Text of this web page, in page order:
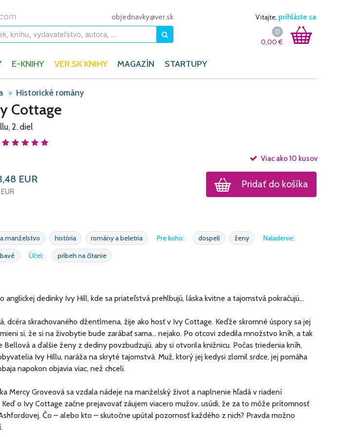
objednavky@ver.sk Vitajte, prihláste sa
0
0,00€
E-KNIHY VER.SK KNIHY MAGAZÍN STARTUPY
Historické romány
Cottage
2. diel
Viac ako 10 kusov
EUR
EUR
Pridať do košíka
manželstvo história romány a beletria Pre koho: dospelí ženy
Naladenie:
Účel: príbeh na čítanie
anglickej dedinky Ivy Hill, kde sa priateľstvá prehlbujú, láska kvitne a tajomstvá pokračujú...
dcéra skrachovaného džentlmena, žije ako hosť v Ivy Cottage. Keďže skromné úspory sa jej
si, že si na živobytie bude zarábať sama... nejako. Po otcovi zdedila množstvo kníh, a tak
Bellová a ďalšie ženy z dediny povzbudzujú, aby si otvorila knižnicu. Počas triedenia kníh,
Ivy Hillu, naráža na skryté tajomstvá. Muž, ktorý jej kedysi zlomil srdce, jej pomáha
napokon objavia viac, než chceli.
Mercy Groveová sa vzdala nádeje na manželský život a naplnenie hľadá v riadení
Keď o Ivy Cottage začne prejavovať záujem viacero mužov, usúdi, že za to môže prítomnosť
Čo – alebo kto – skutočne upútal pozornosť každého z nich? Pravda možno